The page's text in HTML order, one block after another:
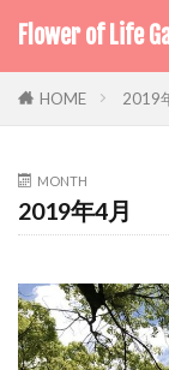
Flower of Life
HOME 2019
MONTH
2019年4月